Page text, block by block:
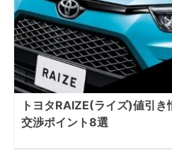
トヨタRAIZE(ライズ)値引き
交渉ポイント8選